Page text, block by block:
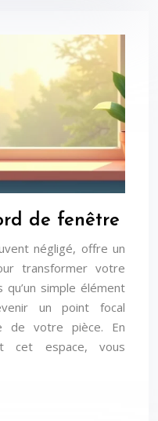
de fenêtre
négligé, offre un
transformer votre
simple élément
un point focal
de votre pièce. En
cet espace, vous